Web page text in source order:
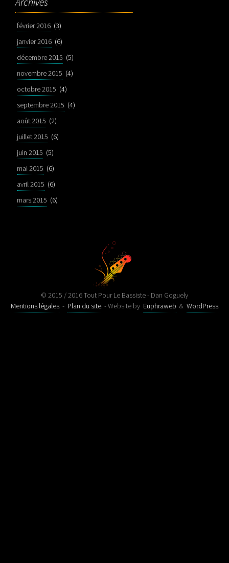
février 2016 (3)
janvier 2016 (6)
décembre 2015 (5)
novembre 2015 (4)
octobre 2015 (4)
septembre 2015 (4)
août 2015 (2)
juillet 2015 (6)
juin 2015 (5)
mai 2015 (6)
avril 2015 (6)
mars 2015 (6)
© 2015 / 2016 Tout Pour Le Bassiste - Dan Goguely
Mentions légales - Plan du site - Website by Euphraweb & WordPress